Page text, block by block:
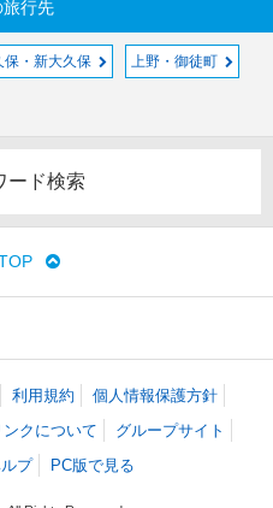
旅行先
保・新大久保 上野・御徒町
ード検索
利用規約
個人情報保護方針
ンクについて
グループサイト
プ PC版で見る